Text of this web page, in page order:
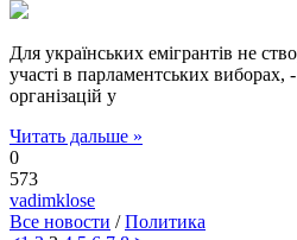
Для українських емігрантів не
участі в парламентських виборах,
організацій у
Читать дальше »
0
573
vadimklose
Все новости /Политика